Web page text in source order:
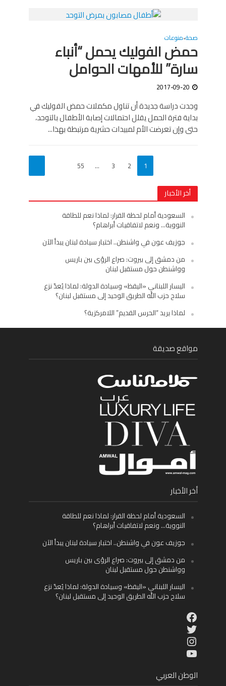
صحة•منوعات
حمض الفوليك يحمل “أنباء
سارة” للأمهات الحوامل
2017-09-20
وجدت دراسة جديدة أن تناول مكملات حمض الفوليك في
بداية فترة الحمل يقلل احتمالات إصابة الأطفال بالتوحد،
حتى وإن تعرضت الأم لمبيدات حشرية مرتبطة بهذا...
1
2
3
…
55
أخر الأخبار
السعودية أمام لحظة القرار: لماذا نعم للطاقة
النووية… ونعم لاتفاقيات أبراهام؟
جوزيف عون في واشنطن.. اختبار سيادة لبنان يبدأ الآن
من دمشق إلى بيروت: صراع الرؤى بين باريس
وواشنطن حول مستقبل لبنان
اليسار اللبناني «اليقظ» وسيادة الدولة: لماذا يُعدّ نزع
سلاح حزب الله الطريق الوحيد إلى مستقبل لبنان؟
لماذا يريد “الحرس القديم” اللامركزية؟
مواقع صديقة
أخر الأخبار
السعودية أمام لحظة القرار: لماذا نعم للطاقة
النووية… ونعم لاتفاقيات أبراهام؟
جوزيف عون في واشنطن.. اختبار سيادة لبنان يبدأ الآن
من دمشق إلى بيروت: صراع الرؤى بين باريس
وواشنطن حول مستقبل لبنان
اليسار اللبناني «اليقظ» وسيادة الدولة: لماذا يُعدّ نزع
سلاح حزب الله الطريق الوحيد إلى مستقبل لبنان؟
Facebook
Twitter
Instagram
YouTube
الوطن العربي